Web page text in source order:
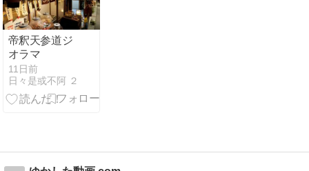
帝釈天参道ジ
オラマ
11日前
日々是或不阿 ２